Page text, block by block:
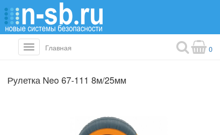
Toggle
navigation
Главная 0
Рулетка Neo 67-111 8м/25мм